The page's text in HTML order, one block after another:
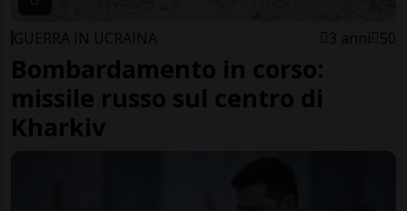
GUERRA IN UCRAINA 3 anni 50
Bombardamento in corso:
missile russo sul centro di
Kharkiv